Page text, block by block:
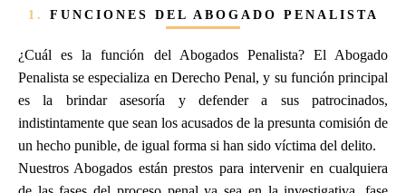
1. FUNCIONES DEL ABOGADO PENALISTA
¿Cuál es la función del Abogados Penalista? El Abogado
Penalista se especializa en Derecho Penal, y su función principal
es la brindar asesoría y defender a sus patrocinados,
indistintamente que sean los acusados de la presunta comisión de
un hecho punible, de igual forma si han sido víctima del delito.
Nuestros Abogados están prestos para intervenir en cualquiera